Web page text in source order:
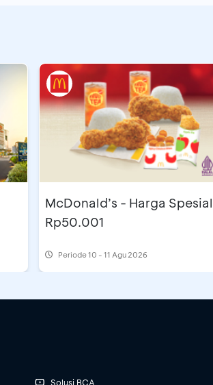
McDonald’s - Harga Spesial
Rp50.001
Periode10 - 11 Agu 2026
Solusi BCA